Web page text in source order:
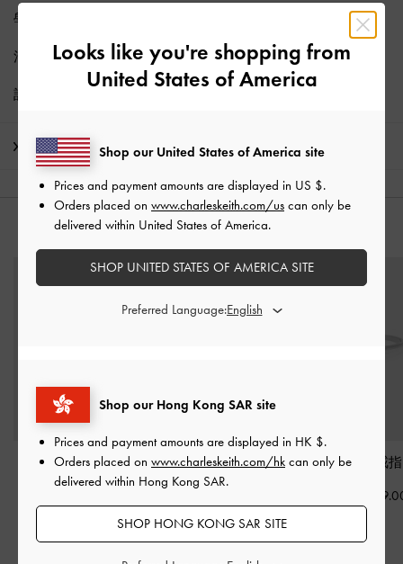
學生專享正價商品
消費滿HK$500即享免費標準運送
訂閱電子報、
運送 & 退貨
猜你喜歡
Donora 手鏈-銀色 Everest 繁星水晶戒指 -
銀色
HK$169.00
Everest 水晶戒
Looks like you're shopping from
United States of America
Shop our Hong Kong SAR site
Prices and payment amounts are displayed in HK $.
Orders placed on www.charleskeith.com/hk can only be
delivered within Hong Kong SAR.
SHOP HONG KONG SAR SITE
Shop our United States of America site
Prices and payment amounts are displayed in US $.
Orders placed on www.charleskeith.com/us can only be
delivered within United States of America.
SHOP UNITED STATES OF AMERICA SITE
Preferred Language: